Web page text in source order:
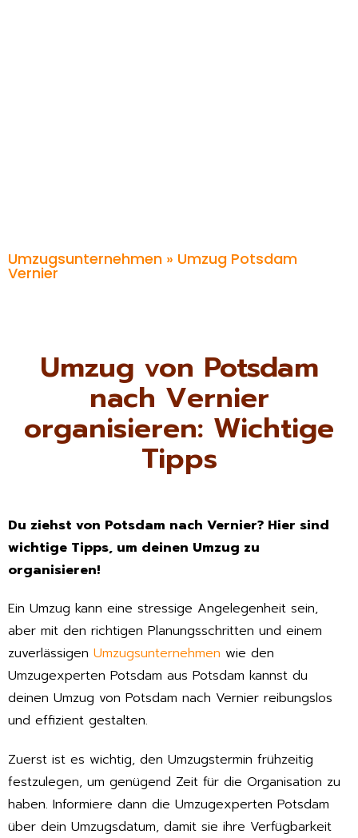
Umzugsunternehmen » Umzug Potsdam
Vernier
Umzug von Potsdam
nach Vernier
organisieren: Wichtige
Tipps
Du ziehst von Potsdam nach Vernier? Hier sind
wichtige Tipps, um deinen Umzug zu
organisieren!
Ein Umzug kann eine stressige Angelegenheit sein,
aber mit den richtigen Planungsschritten und einem
zuverlässigen Umzugsunternehmen wie den
Umzugexperten Potsdam aus Potsdam kannst du
deinen Umzug von Potsdam nach Vernier reibungslos
und effizient gestalten.
Zuerst ist es wichtig, den Umzugstermin frühzeitig
festzulegen, um genügend Zeit für die Organisation zu
haben. Informiere dann die Umzugexperten Potsdam
über dein Umzugsdatum, damit sie ihre Verfügbarkeit